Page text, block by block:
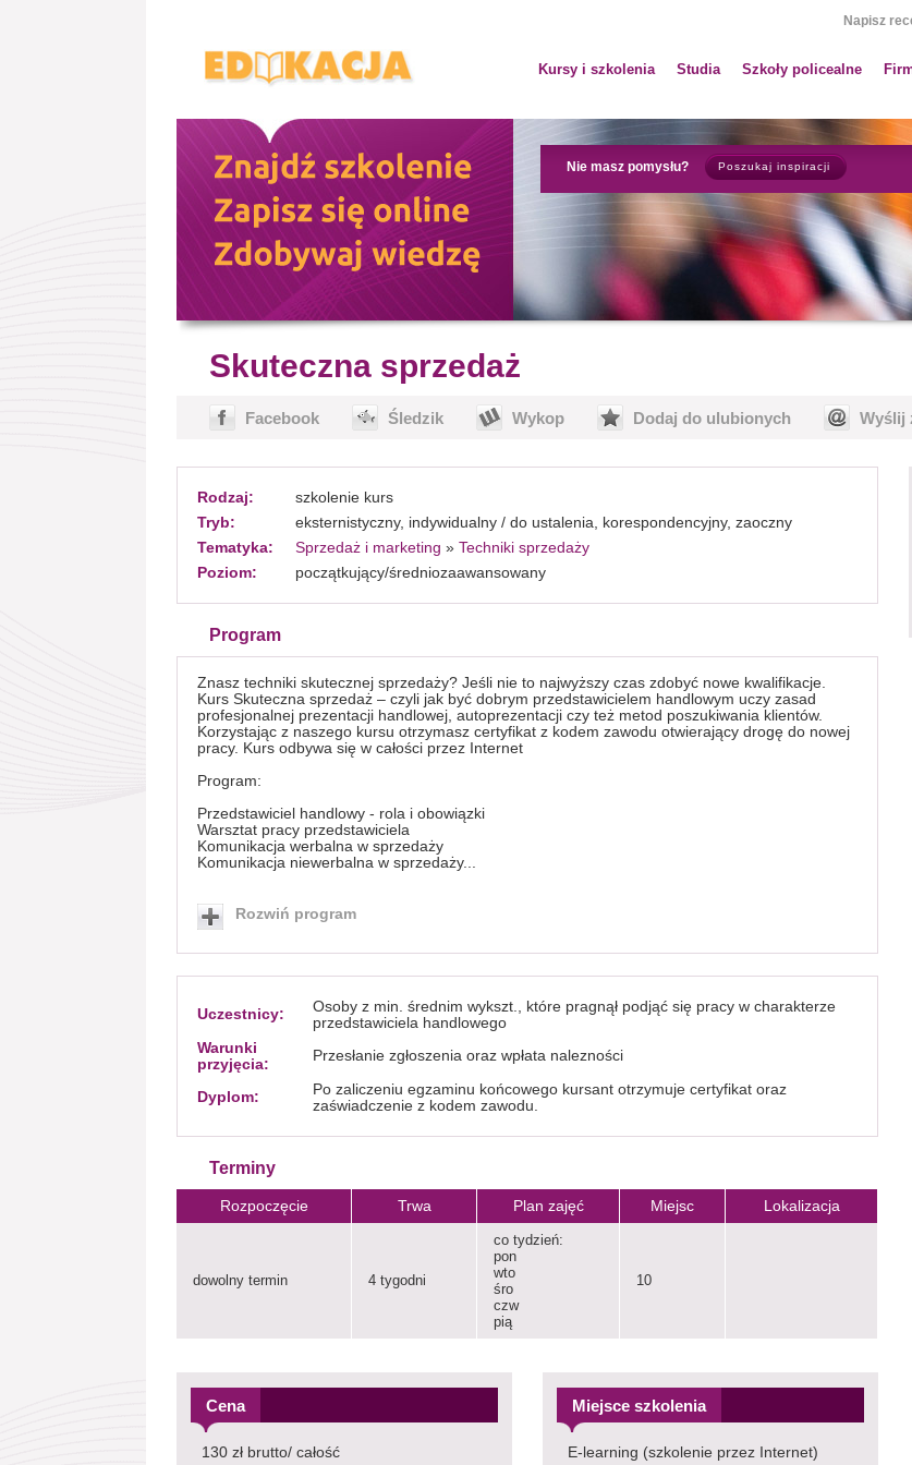
Napisz
Kursy i szkolenia Studia Szkoły policealne
Nie masz pomysłu? Poszukaj inspiracji
Skuteczna sprzedaż
Facebook Śledzik Wykop Dodaj do ulubionych Wyślij
Rodzaj:
szkolenie kurs
Tryb:
eksternistyczny, indywidualny / do ustalenia, korespondencyjny, zaoczny
Tematyka:
Sprzedaż i marketing » Techniki sprzedaży
Poziom:
początkujący/średniozaawansowany
Program
Znasz techniki skutecznej sprzedaży? Jeśli nie to najwyższy czas zdobyć nowe kwalifikacje.
Kurs Skuteczna sprzedaż – czyli jak być dobrym przedstawicielem handlowym uczy zasad
profesjonalnej prezentacji handlowej, autoprezentacji czy też metod poszukiwania klientów.
Korzystając z naszego kursu otrzymasz certyfikat z kodem zawodu otwierający drogę do nowej
pracy. Kurs odbywa się w całości przez Internet
Program:
Przedstawiciel handlowy - rola i obowiązki
Warsztat pracy przedstawiciela
Komunikacja werbalna w sprzedaży
Komunikacja niewerbalna w sprzedaży...
Rozwiń program
Uczestnicy:
Osoby z min. średnim wykszt., które pragnął podjąć się pracy w charakterze
przedstawiciela handlowego
Warunki
przyjęcia:
Przesłanie zgłoszenia oraz wpłata nalezności
Dyplom:
Po zaliczeniu egzaminu końcowego kursant otrzymuje certyfikat oraz
zaświadczenie z kodem zawodu.
Terminy
Rozpoczęcie Trwa Plan zajęć Miejsc Lokalizacja
dowolny termin 4 tygodni
co tydzień:
pon
wto
śro
czw
pią
10
Cena
130 zł brutto/ całość
Miejsce szkolenia
E-learning (szkolenie przez Internet)